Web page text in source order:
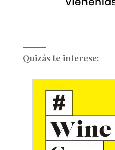
Quizás te interese: